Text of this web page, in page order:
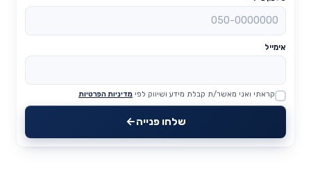
אימייל
Website
קראתי ואני מאשר/ת קבלת מידע ושיווק לפי מדיניות הפרטיות
שלחו פנייה